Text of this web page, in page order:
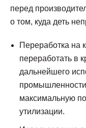
перед
о том, куда деть
Переработка на
переработать в
дальнейшего
максимальную
утилизации.